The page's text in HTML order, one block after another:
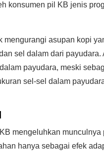
konsumen pil KB jenis
mengurangi asupan kopi
sel dalam dari payudara.
payudara, meski
sel-sel dalam
mengeluhkan
hanya sebagai efek